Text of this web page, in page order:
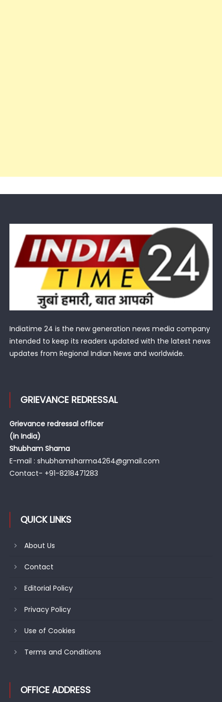
Indiatime 24 is the new generation news media company
intended to keep its readers updated with the latest news
updates from Regional Indian News and worldwide.
GRIEVANCE REDRESSAL
Grievance redressal officer
(in India)
Shubham Shama
E-mail : shubhamsharma4264@gmail.com
Contact- +91-8218471283
QUICK LINKS
About Us
Contact
Editorial Policy
Privacy Policy
Use of Cookies
Terms and Conditions
OFFICE ADDRESS